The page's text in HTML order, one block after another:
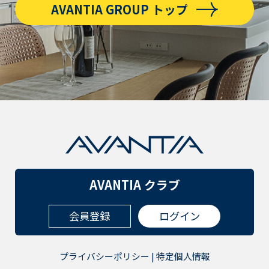
AVANTIA GROUP トップ
AVANTIA クラブ
会員登録 ログイン
プライバシーポリシー |特定個人情報